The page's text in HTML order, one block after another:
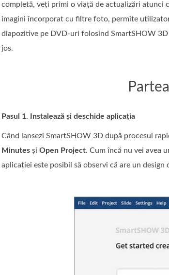
completă, veți primi o viață de actualizări atunci
imagini încorporat cu filtre foto, permite
diapozitive pe DVD-uri folosind SmartSHOW
jos.
Pasul 1. Instalează și deschide aplicația
Când lansezi SmartSHOW 3D după procesul
Minutes și Open Project. Cum încă nu vei avea
aplicației este posibil să observi că are un